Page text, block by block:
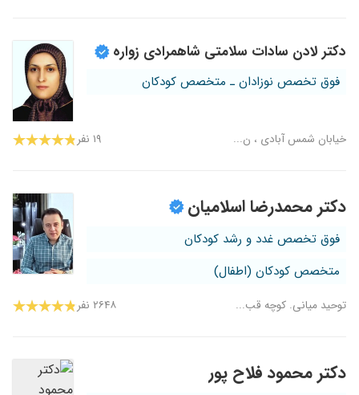
دکتر لادن سادات سلامتی شاهمرادی زواره
فوق تخصص نوزادان ـ متخصص کودکان
خیابان شمس آبادی ، ن... ۱۹ نفر
دکتر محمدرضا اسلامیان
فوق تخصص غدد و رشد کودکان
متخصص کودکان (اطفال)
توحید میانی. کوچه قب... ۲۶۴۸ نفر
دکتر محمود فلاح پور